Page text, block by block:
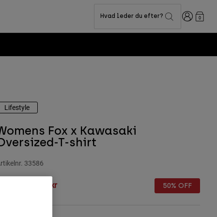
Hvad leder du efter? Logon0
Lifestyle
Fox x Kawasaki
T-shirt
33586
Price reduced from
174,5 kr 50% OFF